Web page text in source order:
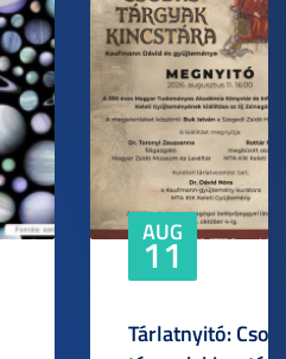
AUG
11
Tárlatnyitó: